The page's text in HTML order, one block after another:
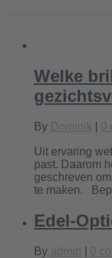
Welke
By Dominik 0
Uit ervaring
past. Daarom
geschreven
te maken.
Edel-
By admin 0